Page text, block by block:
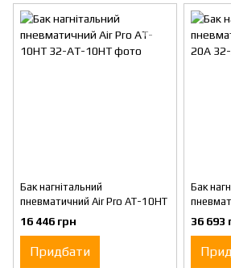
Бак нагнітальний
пневматичний Air Pro AT-10HT
16 446 грн
Придбати
Бак
36 693